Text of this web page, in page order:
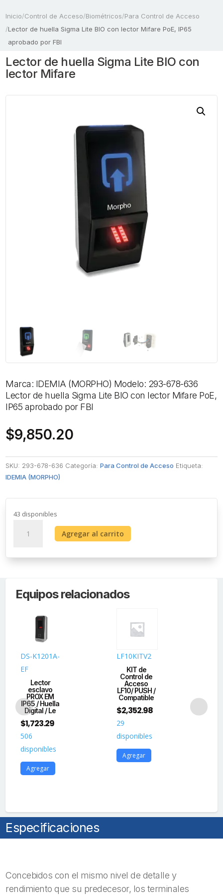
Inicio/Control de Acceso/Biométricos/Para Control de Acceso
/Lector de huella Sigma Lite BIO con lector Mifare PoE, IP65
aprobado por FBI
Lector de huella Sigma Lite BIO con
lector Mifare
Marca: IDEMIA (MORPHO) Modelo: 293-678-636
Lector de huella Sigma Lite BIO con lector Mifare PoE,
IP65 aprobado por FBI
$9,850.20
SKU: 293-678-636 Categoría:Para Control de Acceso Etiqueta:
IDEMIA (MORPHO)
43 disponibles
Sigma
con
aprobado
FBI
cantidad
Agregar al carrito
Equipos relacionados
DS-K1201A-
EF
Lector
esclavo
PROX EM
IP65 / Huella
Digital / Le
$1,723.29
506
disponibles
Agregar
LF10KITV2
KIT de
Control de
Acceso
LF10/ PUSH /
Compatible
$2,352.98
29
disponibles
Agregar
Especificaciones
Concebidos con el mismo nivel de detalle y
rendimiento que su predecesor, los terminales